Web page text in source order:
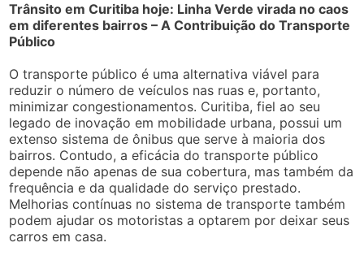
Trânsito em Curitiba hoje: Linha Verde virada no caos
em diferentes bairros – A Contribuição do Transporte
Público
O transporte público é uma alternativa viável para
reduzir o número de veículos nas ruas e, portanto,
minimizar congestionamentos. Curitiba, fiel ao seu
legado de inovação em mobilidade urbana, possui um
extenso sistema de ônibus que serve à maioria dos
bairros. Contudo, a eficácia do transporte público
depende não apenas de sua cobertura, mas também da
frequência e da qualidade do serviço prestado.
Melhorias contínuas no sistema de transporte também
podem ajudar os motoristas a optarem por deixar seus
carros em casa.